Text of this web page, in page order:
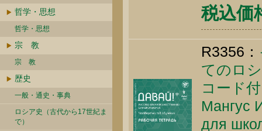
哲学・思想
哲学・思想
宗 教
宗 教
歴史
一般・通史・事典
ロシア史（古代から17世紀ま
で）
税込価
R3356：
てのロ
コード
Мангус
для